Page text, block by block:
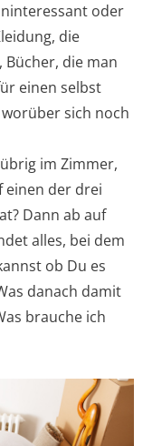
oder
die
die man
einen selbst
sich noch
im Zimmer,
einen der drei
Dann ab auf
alles, bei dem
ob Du es
danach damit
brauche ich